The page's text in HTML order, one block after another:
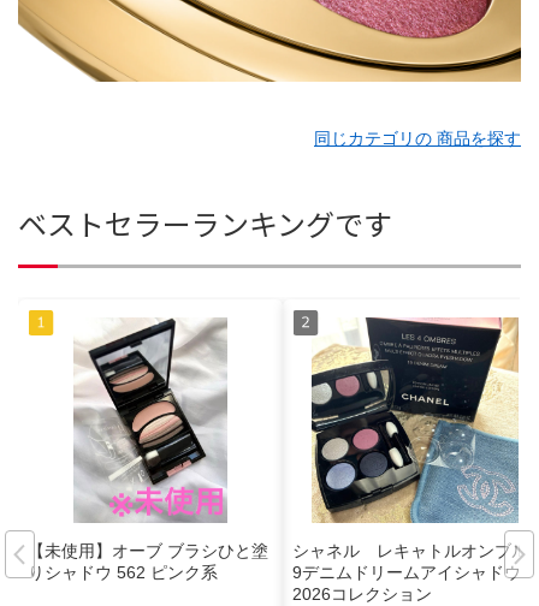
同じカテゴリの 商品を探す
ベストセラーランキングです
【未使用】オーブ ブラシひと塗
りシャドウ 562 ピンク系
シャネル レキャトルオンブル1
9デニムドリームアイシャドウ
2026コレクション